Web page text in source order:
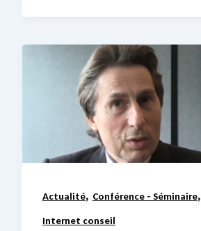
Actualité, Conférence - Séminaire,
Internet conseil